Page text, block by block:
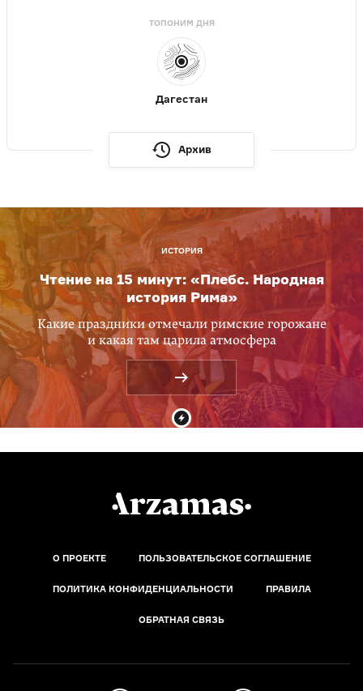
ТОПОНИМ ДНЯ
Дагестан
Архив
ИСТОРИЯ
Чтение на 15 минут: «Плебс. Народная
история Рима»
Какие праздники отмечали римские горожане
и какая там царила атмосфера
О ПРОЕКТЕ ПОЛЬЗОВАТЕЛЬСКОЕ СОГЛАШЕНИЕ
ПОЛИТИКА КОНФИДЕНЦИАЛЬНОСТИ ПРАВИЛА
ОБРАТНАЯ СВЯЗЬ